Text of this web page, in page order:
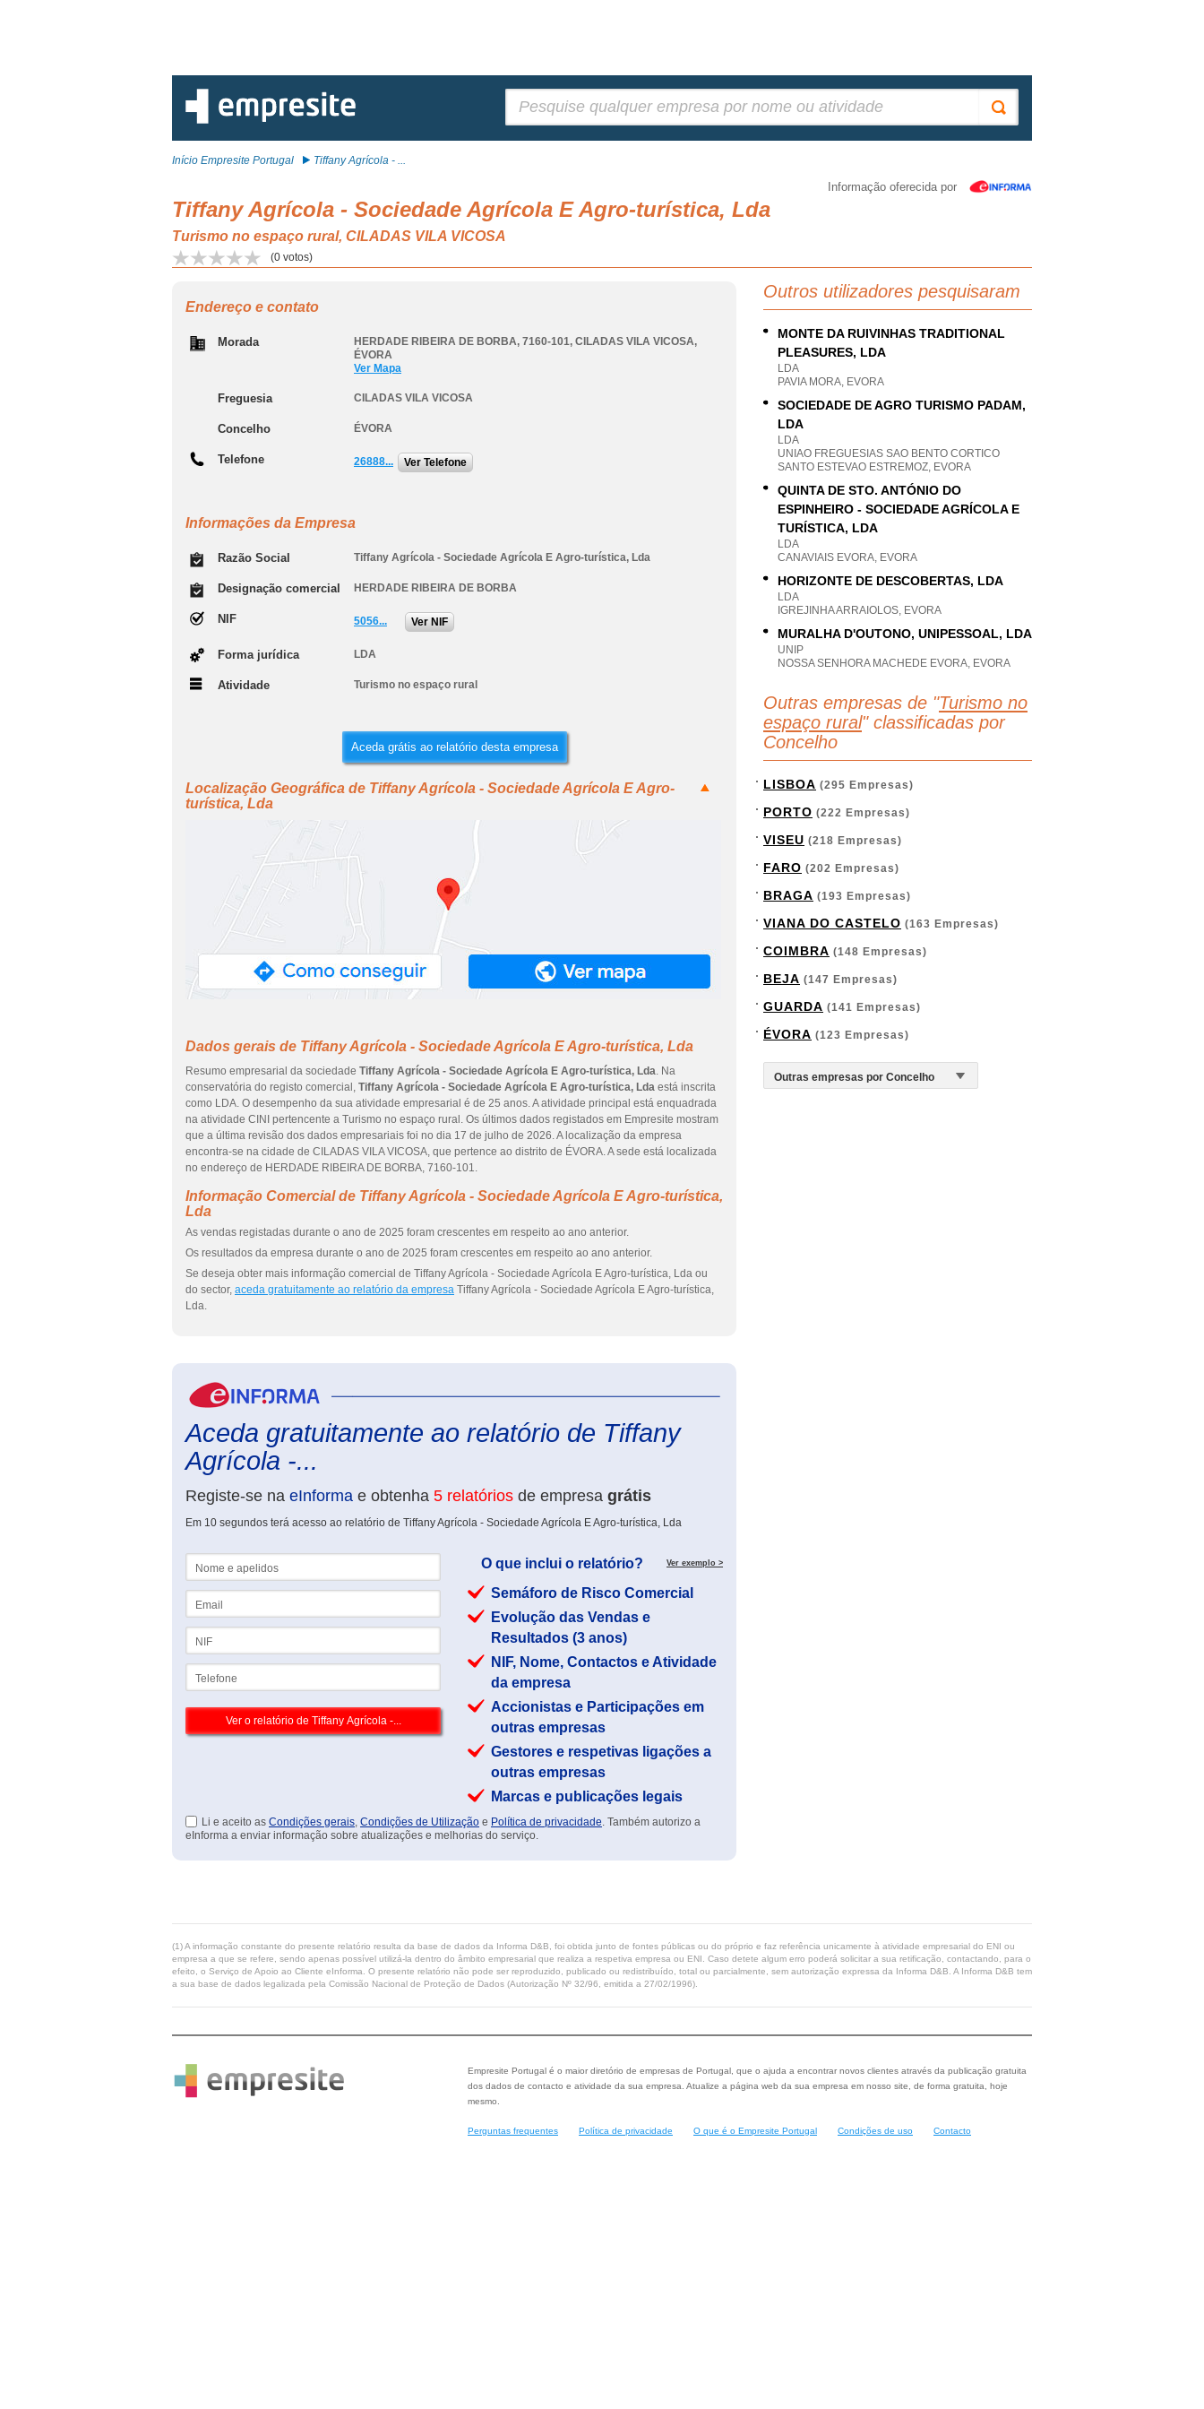
Início Empresite Portugal Tiffany Agrícola - ...
Informação oferecida por
Tiffany Agrícola - Sociedade Agrícola E Agro-turística, Lda
Turismo no espaço rural, CILADAS VILA VICOSA
(0 votos)
Endereço e contato
Morada HERDADE RIBEIRA DE BORBA, 7160-101, CILADAS VILA VICOSA,
ÉVORA
Ver Mapa
Freguesia CILADAS VILA VICOSA
Concelho ÉVORA
Telefone 26888... Ver Telefone
Informações da Empresa
Razão Social Tiffany Agrícola - Sociedade Agrícola E Agro-turística, Lda
Designação comercial HERDADE RIBEIRA DE BORBA
NIF 5056... Ver NIF
Forma jurídica LDA
Atividade Turismo no espaço rural
Aceda grátis ao relatório desta empresa
Localização Geográfica de Tiffany Agrícola - Sociedade Agrícola E Agro-
turística, Lda
Dados gerais de Tiffany Agrícola - Sociedade Agrícola E Agro-turística, Lda
Resumo empresarial da sociedade Tiffany Agrícola - Sociedade Agrícola E Agro-turística, Lda. Na
conservatória do registo comercial, Tiffany Agrícola - Sociedade Agrícola E Agro-turística, Lda está inscrita
como LDA. O desempenho da sua atividade empresarial é de 25 anos. A atividade principal está enquadrada
na atividade CINI pertencente a Turismo no espaço rural. Os últimos dados registados em Empresite mostram
que a última revisão dos dados empresariais foi no dia 17 de julho de 2026. A localização da empresa
encontra-se na cidade de CILADAS VILA VICOSA, que pertence ao distrito de ÉVORA. A sede está localizada
no endereço de HERDADE RIBEIRA DE BORBA, 7160-101.
Informação Comercial de Tiffany Agrícola - Sociedade Agrícola E Agro-turística,
Lda
As vendas registadas durante o ano de 2025 foram crescentes em respeito ao ano anterior.
Os resultados da empresa durante o ano de 2025 foram crescentes em respeito ao ano anterior.
Se deseja obter mais informação comercial de Tiffany Agrícola - Sociedade Agrícola E Agro-turística, Lda ou
do sector, aceda gratuitamente ao relatório da empresa Tiffany Agrícola - Sociedade Agrícola E Agro-turística,
Lda.
Aceda gratuitamente ao relatório de Tiffany
Agrícola -...
Registe-se na eInforma e obtenha 5 relatórios de empresa grátis
Em 10 segundos terá acesso ao relatório de Tiffany Agrícola - Sociedade Agrícola E Agro-turística, Lda
O que inclui o relatório? Ver exemplo >
Semáforo de Risco Comercial
Evolução das Vendas e
Resultados (3 anos)
NIF, Nome, Contactos e Atividade
da empresa
Accionistas e Participações em
outras empresas
Gestores e respetivas ligações a
outras empresas
Marcas e publicações legais
Li e aceito as Condições gerais, Condições de Utilização e Política de privacidade. Também autorizo a
eInforma a enviar informação sobre atualizações e melhorias do serviço.
Outros utilizadores pesquisaram
MONTE DA RUIVINHAS TRADITIONAL
PLEASURES, LDA
LDA
PAVIA MORA, EVORA
SOCIEDADE DE AGRO TURISMO PADAM,
LDA
LDA
UNIAO FREGUESIAS SAO BENTO CORTICO
SANTO ESTEVAO ESTREMOZ, EVORA
QUINTA DE STO. ANTÓNIO DO
ESPINHEIRO - SOCIEDADE AGRÍCOLA E
TURÍSTICA, LDA
LDA
CANAVIAIS EVORA, EVORA
HORIZONTE DE DESCOBERTAS, LDA
LDA
IGREJINHA ARRAIOLOS, EVORA
MURALHA D'OUTONO, UNIPESSOAL, LDA
UNIP
NOSSA SENHORA MACHEDE EVORA, EVORA
Outras empresas de "Turismo no
espaço rural" classificadas por
Concelho
LISBOA (295 Empresas)
PORTO (222 Empresas)
VISEU (218 Empresas)
FARO (202 Empresas)
BRAGA (193 Empresas)
VIANA DO CASTELO (163 Empresas)
COIMBRA (148 Empresas)
BEJA (147 Empresas)
GUARDA (141 Empresas)
ÉVORA (123 Empresas)
(1) A informação constante do presente relatório resulta da base de dados da Informa D&B, foi obtida junto de fontes públicas ou do próprio e faz referência unicamente à atividade empresarial do ENI ou
empresa a que se refere, sendo apenas possível utilizá-la dentro do âmbito empresarial que realiza a respetiva empresa ou ENI. Caso detete algum erro poderá solicitar a sua retificação, contactando, para o
efeito, o Serviço de Apoio ao Cliente eInforma. O presente relatório não pode ser reproduzido, publicado ou redistribuído, total ou parcialmente, sem autorização expressa da Informa D&B. A Informa D&B tem
a sua base de dados legalizada pela Comissão Nacional de Proteção de Dados (Autorização Nº 32/96, emitida a 27/02/1996).
Empresite Portugal é o maior diretório de empresas de Portugal, que o ajuda a encontrar novos clientes através da publicação gratuita
dos dados de contacto e atividade da sua empresa. Atualize a página web da sua empresa em nosso site, de forma gratuita, hoje
mesmo.
Perguntas frequentes Política de privacidade O que é o Empresite Portugal Condições de uso Contacto